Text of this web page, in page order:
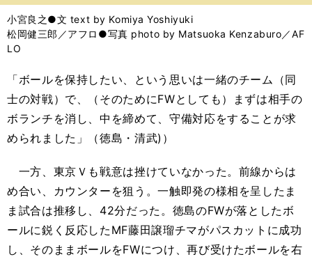
バ
小宮良之●文 text by Komiya Yoshiyuki
松岡健三郎／アフロ●写真 photo by Matsuoka Kenzaburo／AF
LO
「ボールを保持したい、という思いは一緒のチーム（同
士の対戦）で、（そのためにFWとしても）まずは相手の
ボランチを消し、中を締めて、守備対応をすることが求
められました」（徳島・清武)）
一方、東京Ｖも戦意は挫けていなかった。前線からは
め合い、カウンターを狙う。一触即発の様相を呈したま
ま試合は推移し、42分だった。徳島のFWが落としたボ
ールに鋭く反応したMF藤田譲瑠チマがパスカットに成功
し、そのままボールをFWにつけ、再び受けたボールを右